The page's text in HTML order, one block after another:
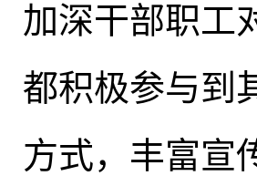
加深干部职工
都积极参与到
方式，丰富宣